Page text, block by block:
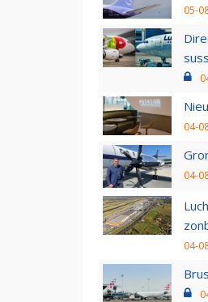
05-
04-
04-
04-